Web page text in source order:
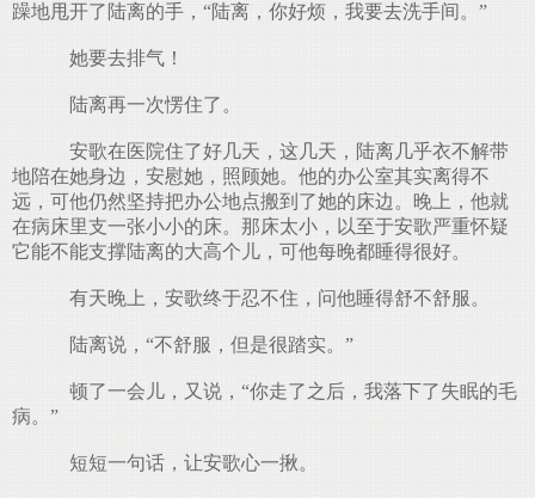
躁地甩开了陆离的手，“陆离，你好烦，我要去洗手间。”
她要去排气！
陆离再一次愣住了。
安歌在医院住了好几天，这几天，陆离几乎衣不解带
地陪在她身边，安慰她，照顾她。他的办公室其实离得不
远，可他仍然坚持把办公地点搬到了她的床边。晚上，他就
在病床里支一张小小的床。那床太小，以至于安歌严重怀疑
它能不能支撑陆离的大高个儿，可他每晚都睡得很好。
有天晚上，安歌终于忍不住，问他睡得舒不舒服。
陆离说，“不舒服，但是很踏实。”
顿了一会儿，又说，“你走了之后，我落下了失眠的毛
病。”
短短一句话，让安歌心一揪。